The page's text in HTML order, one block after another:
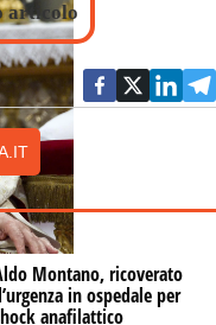
articolo
Montano, ricoverato
in ospedale per
anafilattico